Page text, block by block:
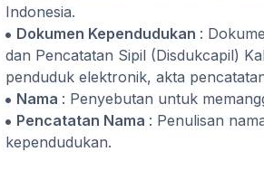
Indonesia.
Dokumen Kependudukan :
dan Pencatatan Sipil (Disdukcapil)
penduduk elektronik, akta
Nama : Penyebutan untuk
Pencatatan Nama : Penulisan
kependudukan.